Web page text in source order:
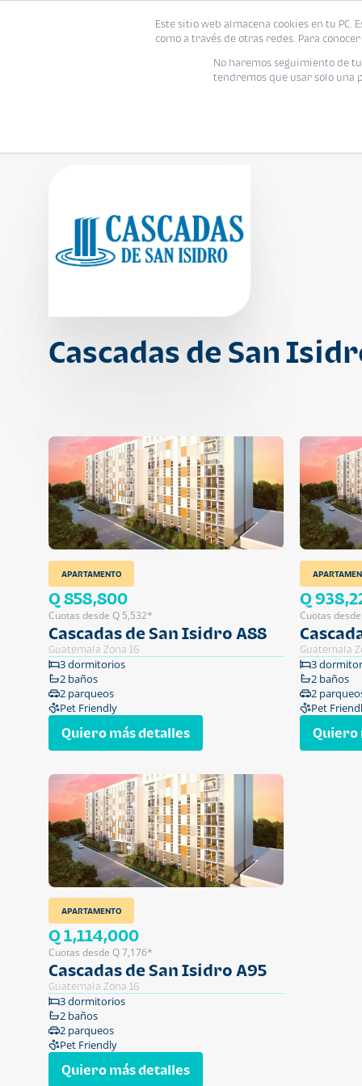
Este sitio web almacena cookies en tu
como a través de otras redes. Para
No haremos seguimiento de
tendremos que usar solo una
Cascadas de San
APARTAMENTO
Q 858,800
Cuotas desde Q 5,532*
Cascadas de San Isidro A88
Guatemala Zona 16
3 dormitorios
2 baños
2 parqueos
Pet Friendly
Quiero más detalles
Q
Cuotas
Guatemala
3
2 baños
2
Pet
Quiero
APARTAMENTO
Q 1,114,000
Cuotas desde Q 7,176*
Cascadas de San Isidro A95
Guatemala Zona 16
3 dormitorios
2 baños
2 parqueos
Pet Friendly
Quiero más detalles